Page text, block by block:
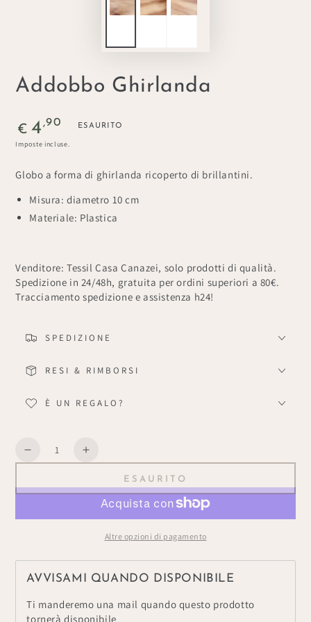
Addobbo Ghirlanda
Prezzo
regolare
€ 4 ,90 ESAURITO
Imposte incluse.
Globo a forma di ghirlanda ricoperto di brillantini.
Misura: diametro 10 cm
Materiale: Plastica
Venditore: Tessil Casa Canazei, solo prodotti di qualità.
Spedizione in 24/48h, gratuita per ordini superiori a 80€.
Tracciamento spedizione e assistenza h24!
SPEDIZIONE
RESI & RIMBORSI
È UN REGALO?
Quantità
Diminuisce
quantità
Aumenta
quantità
per
Addobbo
ESAURITO
Altre opzioni di pagamento
AVVISAMI QUANDO DISPONIBILE
Ti manderemo una mail quando questo prodotto
tornerà disponibile